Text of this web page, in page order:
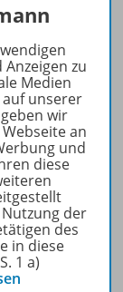
PRAXIS
zu
Medien
unserer
wir
an
und
diese
der
des
in diese
1 a)